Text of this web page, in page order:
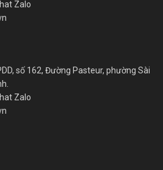
Zalo
số 162, Đường Pasteur, phường Sài
Zalo